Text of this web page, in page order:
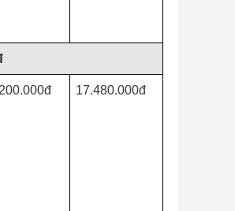
200.000đ 17.480.000đ